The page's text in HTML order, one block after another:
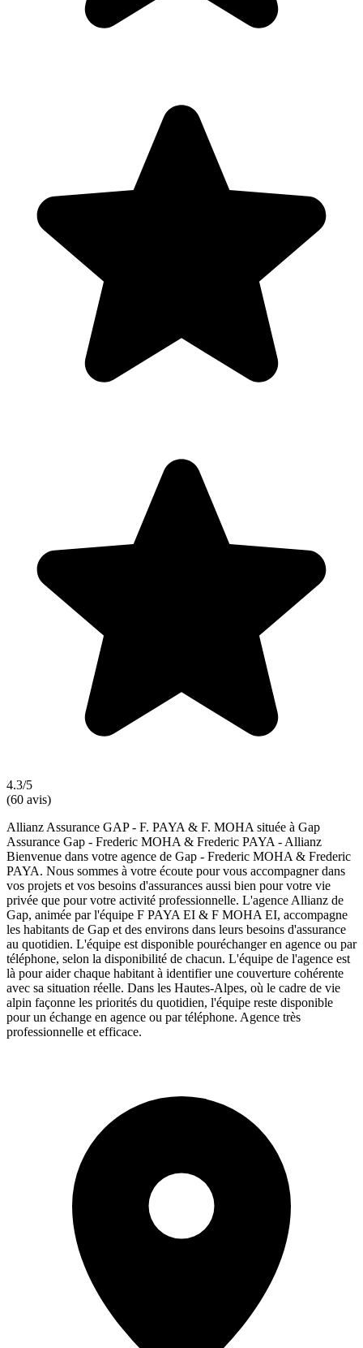
4.3/5
(60 avis)
Allianz Assurance GAP - F. PAYA & F. MOHA située à Gap
Assurance Gap - Frederic MOHA & Frederic PAYA - Allianz
Bienvenue dans votre agence de Gap - Frederic MOHA & Frederic
PAYA. Nous sommes à votre écoute pour vous accompagner dans
vos projets et vos besoins d'assurances aussi bien pour votre vie
privée que pour votre activité professionnelle. L'agence Allianz de
Gap, animée par l'équipe F PAYA EI & F MOHA EI, accompagne
les habitants de Gap et des environs dans leurs besoins d'assurance
au quotidien. L'équipe est disponible pouréchanger en agence ou par
téléphone, selon la disponibilité de chacun. L'équipe de l'agence est
là pour aider chaque habitant à identifier une couverture cohérente
avec sa situation réelle. Dans les Hautes-Alpes, où le cadre de vie
alpin façonne les priorités du quotidien, l'équipe reste disponible
pour un échange en agence ou par téléphone. Agence très
professionnelle et efficace.